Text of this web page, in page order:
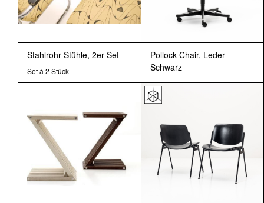
Stahlrohr Stühle, 2er Set
Set à 2 Stück
Pollock Chair, Leder
Schwarz